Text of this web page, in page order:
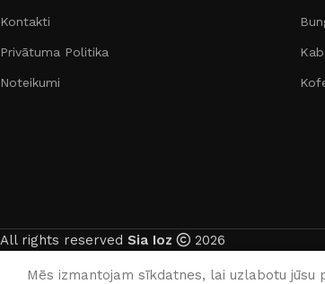
Kontakti
Privātuma Politika
Noteikumi
All rights reserved Sia Ioz 2026
Mēs izmantojam sīkdatnes, lai uzlabotu